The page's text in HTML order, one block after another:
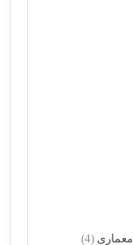
معماری (4)